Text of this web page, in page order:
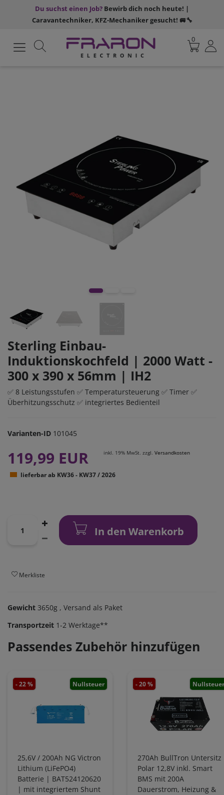
Du suchst einen Job? Bewirb dich noch heute! |
Caravantechniker, KFZ-Mechaniker gesucht! 🚐🔧
0
Sterling Einbau-
Induktionskochfeld | 2000 Watt -
300 x 390 x 56mm | IH2
✅ 8 Leistungsstufen ✅ Temperatursteuerung ✅ Timer ✅
Überhitzungsschutz ✅ integriertes Bedienteil
Varianten-ID 101045
119,99 EUR inkl. 19% MwSt. zzgl. Versandkosten
lieferbar ab KW36 - KW37 / 2026
In den Warenkorb
Merkliste
Gewicht 3650g , Versand als Paket
Transportzeit 1-2 Werktage**
Passendes Zubehör hinzufügen
- 22 % Nullsteuer
25,6V / 200Ah NG Victron
Lithium (LiFePO4)
Batterie | BAT524120620
| mit integriertem Shunt
- 20 %
270Ah BullTron Untersitz
Polar 12,8V inkl. Smart
BMS mit 200A
Dauerstrom, Heizung &